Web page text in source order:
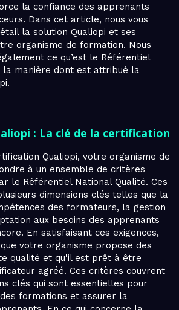
la confiance des apprenants
Dans cet article, nous vous
la solution Qualiopi et ses
organisme de formation. Nous
ce qu’est le Référentiel
la manière dont est attribué la
: La clé de la certification
Qualiopi, votre organisme de
à un ensemble de critères
le Référentiel National Qualité. Ces
dimensions clés telles que la
des formateurs, la gestion
aux besoins des apprenants
En satisfaisant ces exigences,
votre organisme propose des
qualité et qu'il est prêt à être
agréé. Ces critères couvrent
clés qui sont essentielles pour
formations et assurer la